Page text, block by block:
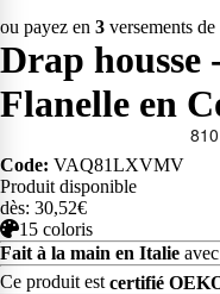
ou payez en 3 versements de
Drap housse
Flanelle en
Code: VAQ81LXVMV
Produit disponible
dès: 30,52€
15 coloris
Fait à la main en Italie
Ce produit estcertifié